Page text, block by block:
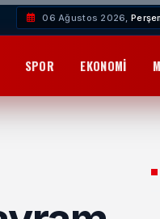
06 Ağustos 2026,
SPOR EKONOMI